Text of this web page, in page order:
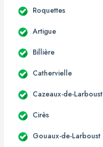
Roquettes
Artigue
Billière
Cathervielle
Cazeaux-de-Larboust
Cirès
Gouaux-de-Larboust